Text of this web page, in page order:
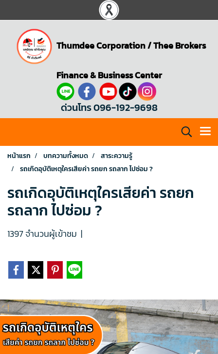
Thumdee Corporation/Thee Brokers
Finance & Business Center
ด่วนโทร 096-192-9698
หน้าแรก บทความทั้งหมด
สาระความรู้
รถเกิดอุบัติเหตุใครเสียค่า รถยก รถลาก ไปซ่อม ?
รถเกิดอุบัติเหตุใครเสียค่า รถยก
รถลาก ไปซ่อม ?
1397 จำนวนผู้เข้าชม |